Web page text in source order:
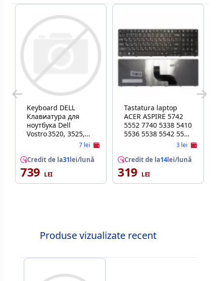
Keyboard DELL
Клавиатура для
ноутбука Dell
Vostro 3520, 3525,
3530, 3535, 3510,7 lei
Credit de la31lei/lună
739
Tastatura laptop
ACER ASPIRE 5742
5552 7740 5338 5410
5536 5538 5542 5551
5250 5251 5252 5253
5349 5738 5739 5740
5741 5745 5750 5810
7540 7738 7735 7
3 lei
Credit de la14lei/lună
319
Produse vizualizate recent